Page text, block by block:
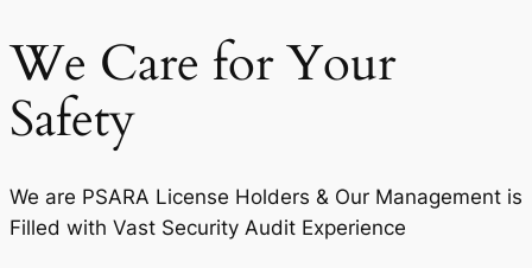
We Care for Your
Safety
We are PSARA License Holders & Our Management is
Filled with Vast Security Audit Experience